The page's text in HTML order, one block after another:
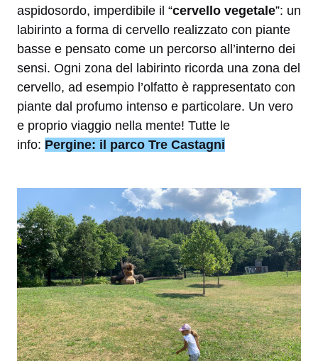
aspidosordo, imperdibile il “cervello vegetale”: un
labirinto a forma di cervello realizzato con piante
basse e pensato come un percorso all’interno dei
sensi. Ogni zona del labirinto ricorda una zona del
cervello, ad esempio l’olfatto è rappresentato con
piante dal profumo intenso e particolare. Un vero
e proprio viaggio nella mente! Tutte le
info: Pergine: il parco Tre Castagni